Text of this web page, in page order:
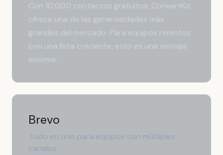
Con 10,000 contactos gratuitos, ConvertKit
ofrece una de las generosidades más
grandes del mercado. Para equipos remotos
con una lista creciente, esto es una ventaja
enorme.
Brevo
Todo en uno para equipos con múltiples
canales